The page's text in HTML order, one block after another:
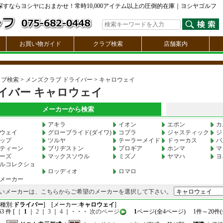
ならヨシヤにおまかせ！常時10,000アイテム以上の圧倒的在庫｜ヨシヤゴルフ
お買い物ガイド クラブ検索 店舗案内
検索> メンズクラブ ドライバー > キャロウェイ
バー キャロウェイ
メーカーから検索
アキラ イオン エポン
ェイ
グローブライド(ダイワ) コブラ ジャスティック
プ
ツルヤ テーラーメイド ドゥーカス
バ
ィーン
ブリヂストン プロギア ホンマ
ズ
マックスソウル ミズノ ヤマハ
コレクショ
ロッディオ
ロマロ
ーカー
メーカーは、こちらからご希望のメーカーを選択して下さい。
別:ドライバー] [メーカー:キャロウェイ]
件 [ ｜
1｜ 2｜ 3｜ 4｜・・・ 次のページ 1ページ(全4ページ) 1件～20件(